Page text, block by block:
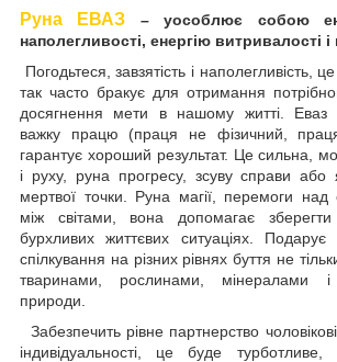
Руна ЕВАЗ – уособлює собою
наполегливості, енергію витривалості і
Погодьтеся, завзятість і наполегливість,
так часто бракує для отримання
досягнення мети в нашому житті. Еваз
важку працю (праця не фізичний,
гарантує хороший результат. Це сильна,
і руху, руна прогресу, зсуву справи або
мертвої точки. Руна магії, перемоги
між світами, вона допомагає
бурхливих життєвих ситуаціях.
спілкування на різних рівнях буття не
тваринами, рослинами, мінералами
природи.
Забезпечить рівне партнерство
індивідуальності, це буде турботливе,